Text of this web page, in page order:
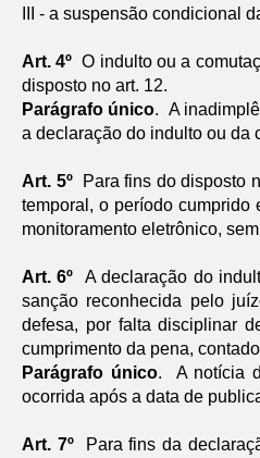
III - a suspensão condicional
Art. 4º O indulto ou a
disposto no art. 12.
Parágrafo único. A
a declaração do indulto ou da
Art. 5ºPara fins do disposto
temporal, o período cumprido
monitoramento eletrônico,
Art. 6º A declaração do
sanção reconhecida pelo
defesa, por falta disciplinar
cumprimento da pena,
Parágrafo único. A notícia
ocorrida após a data de
Art. 7ºPara fins da